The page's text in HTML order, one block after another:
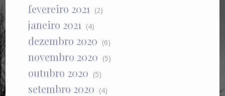
fevereiro 2021 (2)
janeiro 2021 (4)
dezembro 2020 (6)
novembro 2020 (5)
outubro 2020 (5)
setembro 2020 (4)